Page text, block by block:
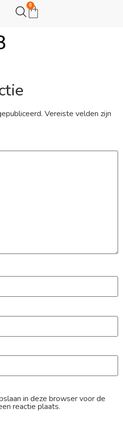
0
Vereiste velden zijn
in deze browser voor de
reactie plaats.